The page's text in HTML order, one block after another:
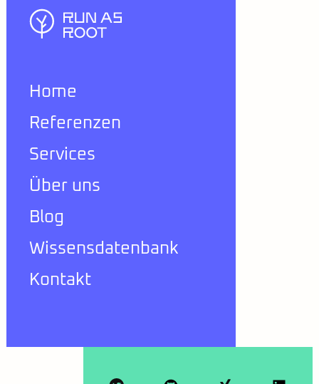
Home
Referenzen
Services
Über uns
Blog
Wissensdatenbank
Kontakt